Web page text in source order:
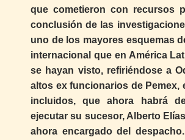
que cometieron con recursos
conclusión de las
uno de los mayores esquemas
internacional que en América
se hayan visto, refiriéndose a
altos ex funcionarios de Pemex,
incluidos, que ahora habrá
ejecutar su sucesor, Alberto
ahora encargado del